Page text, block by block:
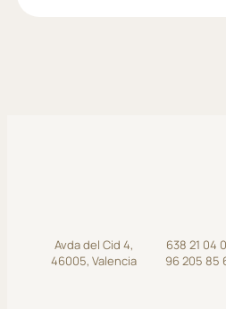
Avda del Cid 4,
46005, Valencia
638 21 04
96 205 85